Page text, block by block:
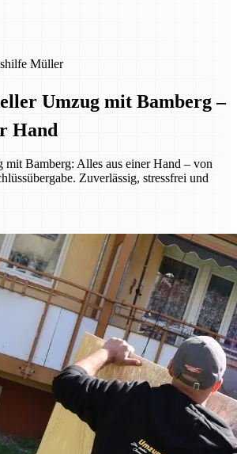
Müller
Umzug mit Bamberg –
Hand
mit Bamberg: Alles aus einer Hand – von
Zuverlässig, stressfrei und